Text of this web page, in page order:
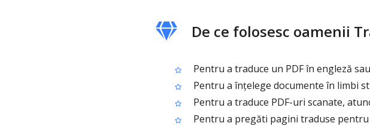
De ce folosesc oamenii
Pentru a traduce un PDF în engleză
Pentru a înțelege documente în limbi
Pentru a traduce PDF-uri scanate,
Pentru a pregăti pagini traduse